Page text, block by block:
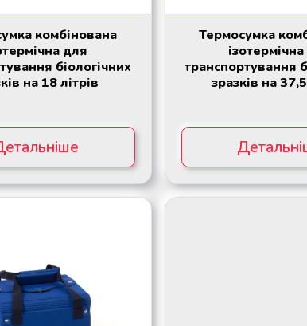
комбінована
для
біологічних
на 18 літрів
Термосумка
транспортування
зразків на